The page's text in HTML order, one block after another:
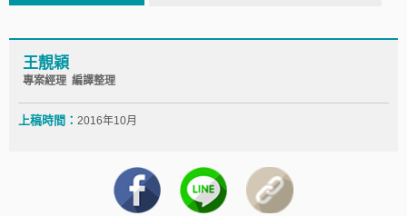
王靚穎
專案經理 編譯整理
上稿時間： 2016年10月